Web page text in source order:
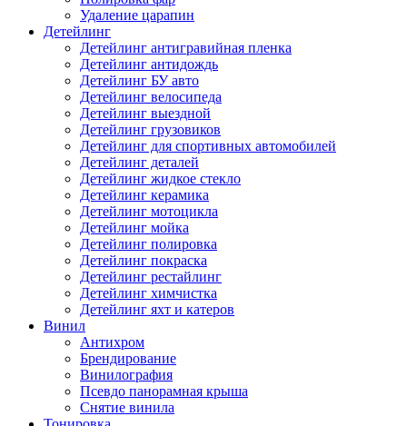
Удаление царапин
Детейлинг
Детейлинг антигравийная пленка
Детейлинг антидождь
Детейлинг БУ авто
Детейлинг велосипеда
Детейлинг выездной
Детейлинг грузовиков
Детейлинг для спортивных автомобилей
Детейлинг деталей
Детейлинг жидкое стекло
Детейлинг керамика
Детейлинг мотоцикла
Детейлинг мойка
Детейлинг полировка
Детейлинг покраска
Детейлинг рестайлинг
Детейлинг химчистка
Детейлинг яхт и катеров
Винил
Антихром
Брендирование
Винилография
Псевдо панорамная крыша
Снятие винила